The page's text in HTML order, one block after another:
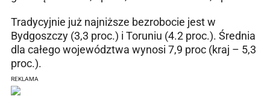
Tradycyjnie już najniższe bezrobocie jest w
Bydgoszczy (3,3 proc.) i Toruniu (4.2 proc.). Średnia
dla całego województwa wynosi 7,9 proc (kraj – 5,3
proc.).
REKLAMA